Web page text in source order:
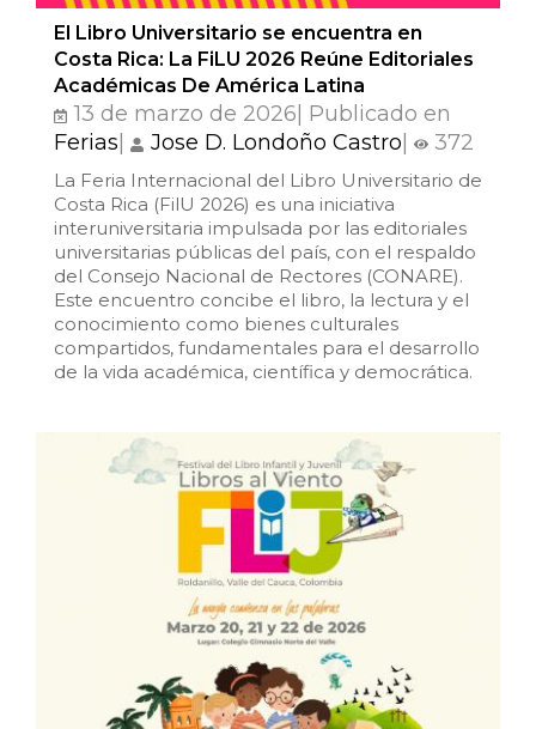
El Libro Universitario se encuentra en
Costa Rica: La FiLU 2026 Reúne Editoriales
Académicas De América Latina
13 de marzo de 2026| Publicado en
Ferias
Jose D. Londoño Castro 372
La Feria Internacional del Libro Universitario de
Costa Rica (FilU 2026) es una iniciativa
interuniversitaria impulsada por las editoriales
universitarias públicas del país, con el respaldo
del Consejo Nacional de Rectores (CONARE).
Este encuentro concibe el libro, la lectura y el
conocimiento como bienes culturales
compartidos, fundamentales para el desarrollo
de la vida académica, científica y democrática.